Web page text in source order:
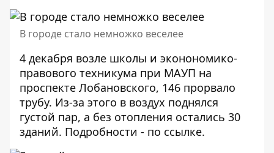
В городе стало немножко веселее
4 декабря возле школы и эконономико-
правового техникума при МАУП на
проспекте Лобановского, 146 прорвало
трубу. Из-за этого в воздух поднялся
густой пар, а без отопления остались 30
зданий. Подробности - по ссылке.